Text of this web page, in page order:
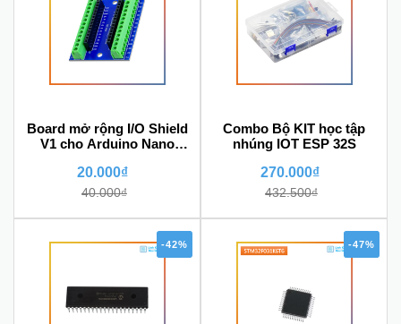
Board mở rộng I/O Shield
V1 cho Arduino Nano
20.000₫
40.000₫
Combo Bộ KIT học tập
nhúng IOT ESP 32S
270.000₫
432.500₫
-42% -47%